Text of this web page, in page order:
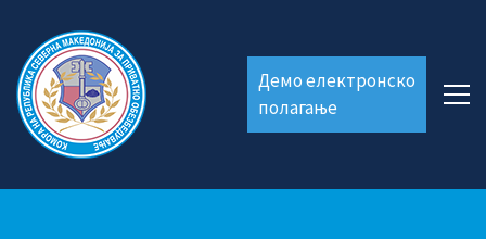
Демо електронско
полагање